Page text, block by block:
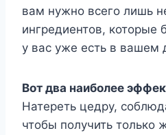
вам нужно всего лишь
ингредиентов, которые
у вас уже есть в вашем
Вот два наиболее
Натереть цедру,
чтобы получить только